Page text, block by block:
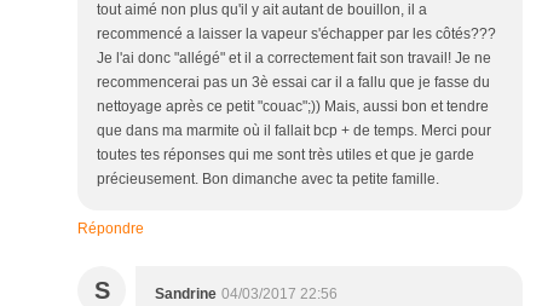
tout aimé non plus qu'il y ait autant de bouillon, il a
recommencé a laisser la vapeur s'échapper par les côtés???
Je l'ai donc "allégé" et il a correctement fait son travail! Je ne
recommencerai pas un 3è essai car il a fallu que je fasse du
nettoyage après ce petit "couac";)) Mais, aussi bon et tendre
que dans ma marmite où il fallait bcp + de temps. Merci pour
toutes tes réponses qui me sont très utiles et que je garde
précieusement. Bon dimanche avec ta petite famille.
Répondre
S Sandrine 04/03/2017 22:56